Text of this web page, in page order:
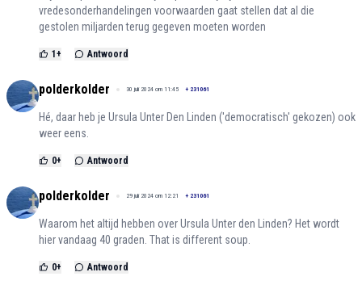
vredesonderhandelingen voorwaarden gaat stellen dat al die
gestolen miljarden terug gegeven moeten worden
1 + Antwoord
polderkolder 30 juli 2024 om 11:45 + 231061
Hé, daar heb je Ursula Unter Den Linden ('democratisch' gekozen) ook
weer eens.
0+ Antwoord
polderkolder 29 juli 2024 om 12:21 + 231061
Waarom het altijd hebben over Ursula Unter den Linden? Het wordt
hier vandaag 40 graden. That is different soup.
0+ Antwoord